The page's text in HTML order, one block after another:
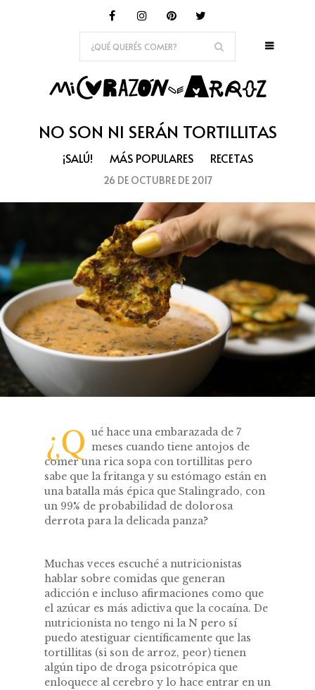
NO SON NI SERÁN TORTILLITAS
¡SALÚ! MÁS POPULARES RECETAS
26 DE OCTUBRE DE 2017
¿Q ué hace una embarazada de 7
meses cuando tiene antojos de
comer una rica sopa con tortillitas pero
sabe que la fritanga y su estómago están en
una batalla más épica que Stalingrado, con
un 99% de probabilidad de dolorosa
derrota para la delicada panza?
Muchas veces escuché a nutricionistas
hablar sobre comidas que generan
adicción e incluso afirmaciones como que
el azúcar es más adictiva que la cocaína. De
nutricionista no tengo ni la N pero sí
puedo atestiguar científicamente que las
tortillitas (si son de arroz, peor) tienen
algún tipo de droga psicotrópica que
enloquece al cerebro y lo hace entrar en un